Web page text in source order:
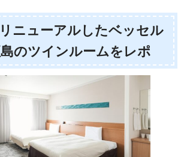
リニューアルしたベッセル
のツインルームをレポ